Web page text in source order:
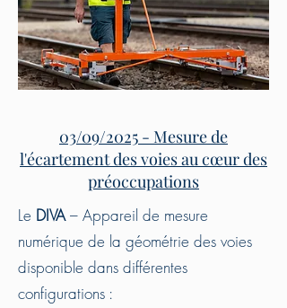
03/09/2025 - Mesure de
l'écartement des voies au cœur des
préoccupations
Le DIVA– Appareil de mesure
numérique de la géométrie des voies
disponible dans différentes
configurations :